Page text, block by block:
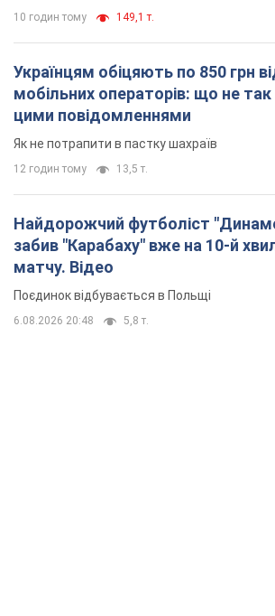
10 годин тому 149,1 т.
Українцям обіцяють по 850 грн
мобільних операторів: що не так
цими повідомленнями
Як не потрапити в пастку шахраїв
12 годин тому 13,5 т.
Найдорожчий футболіст
забив "Карабаху" вже на 10-й
матчу. Відео
Поєдинок відбувається в Польщі
6.08.2026 20:48 5,8 т.